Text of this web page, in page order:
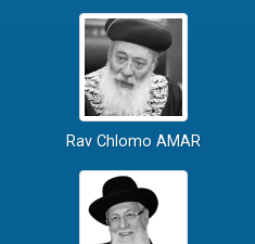
Rav Chlomo AMAR